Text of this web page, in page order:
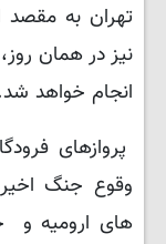
تهران به مقصد
انجام خواهد
پروازهای
وقوع جنگ